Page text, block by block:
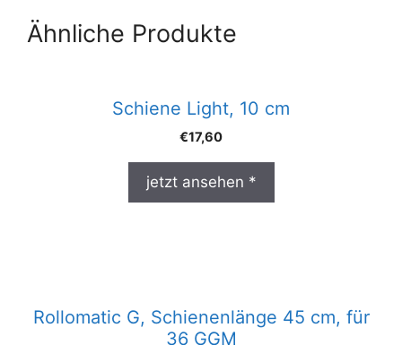
Ähnliche Produkte
Schiene Light, 10 cm
€17,60
jetzt ansehen *
Rollomatic G, Schienenlänge 45 cm, für
36 GGM